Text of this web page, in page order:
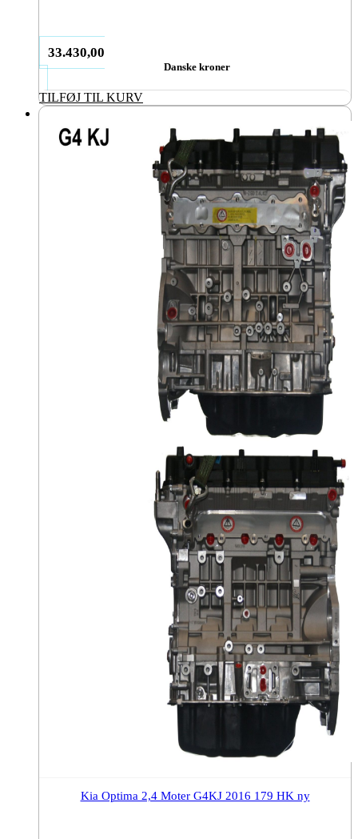
33.430,00
Danske kroner
TILFØJ TIL KURV
Kia Optima 2,4 Moter G4KJ 2016 179 HK ny